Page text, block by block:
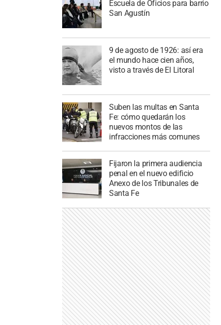
Escuela de Oficios para barrio
San Agustín
9 de agosto de 1926: así era
el mundo hace cien años,
visto a través de El Litoral
Suben las multas en Santa
Fe: cómo quedarán los
nuevos montos de las
infracciones más comunes
Fijaron la primera audiencia
penal en el nuevo edificio
Anexo de los Tribunales de
Santa Fe